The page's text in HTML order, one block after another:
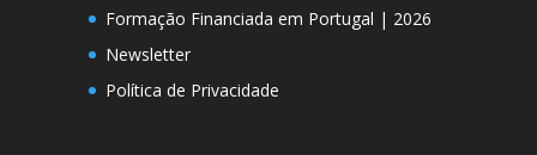
Formação Financiada em Portugal | 2026
Newsletter
Política de Privacidade